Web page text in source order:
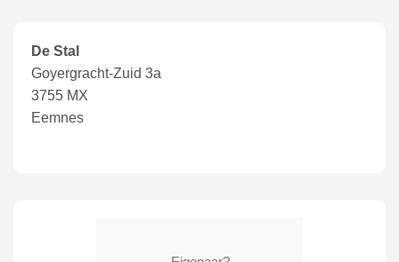
De Stal
Goyergracht-Zuid 3a
3755 MX
Eemnes